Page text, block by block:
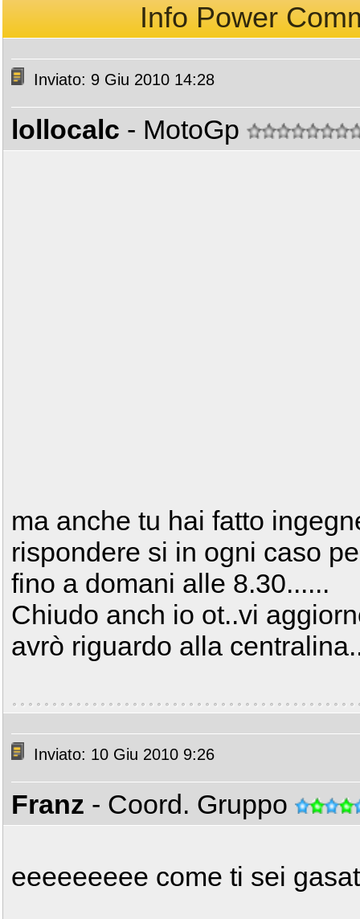
Info Power
Inviato: 9 Giu 2010 14:28
lollocalc - MotoGp
ma anche tu hai fatto
rispondere si in ogni caso
fino a domani alle 8.30......
Chiudo anch io ot..vi
avrò riguardo alla
Inviato: 10 Giu 2010 9:26
Franz - Coord. Gruppo
eeeeeeeee come ti sei